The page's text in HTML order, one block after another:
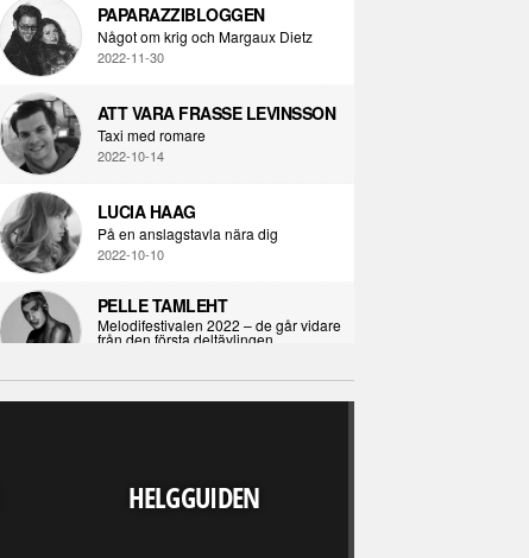
PAPARAZZIBLOGGEN
Något om krig och Margaux Dietz
2022-11-30
ATT VARA FRASSE LEVINSSON
Taxi med romare
2022-10-14
LUCIA HAAG
På en anslagstavla nära dig
2022-10-10
PELLE TAMLEHT
Melodifestivalen 2022 – de går vidare
från den första deltävlingen
I KORPENS SKUGGA
ÖPPNA BOKEN
HELGGUIDEN